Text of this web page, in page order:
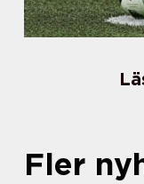
Fler